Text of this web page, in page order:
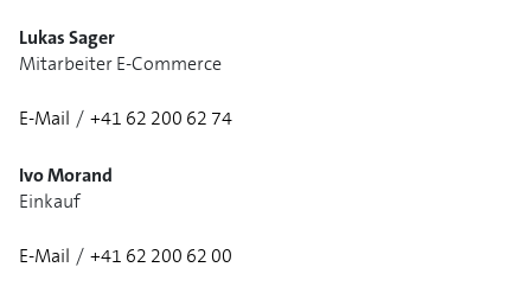
Lukas Sager
Mitarbeiter E-Commerce
E-Mail / +41 62 200 62 74
Ivo Morand
Einkauf
E-Mail / +41 62 200 62 00